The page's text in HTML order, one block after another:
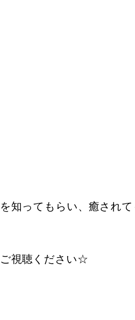
知ってもらい、癒され
視聴ください☆